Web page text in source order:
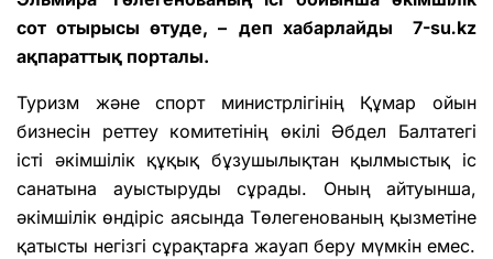
сот отырысы өтуде, – деп хабарлайды 7-su.kz
ақпараттық порталы.
Туризм және спорт министрлігінің Құмар ойын
бизнесін реттеу комитетінің өкілі Әбдел Балтатегі
істі әкімшілік құқық бұзушылықтан қылмыстық іс
санатына ауыстыруды сұрады. Оның айтуынша,
әкімшілік өндіріс аясында Төлегенованың қызметіне
қатысты негізгі сұрақтарға жауап беру мүмкін емес.